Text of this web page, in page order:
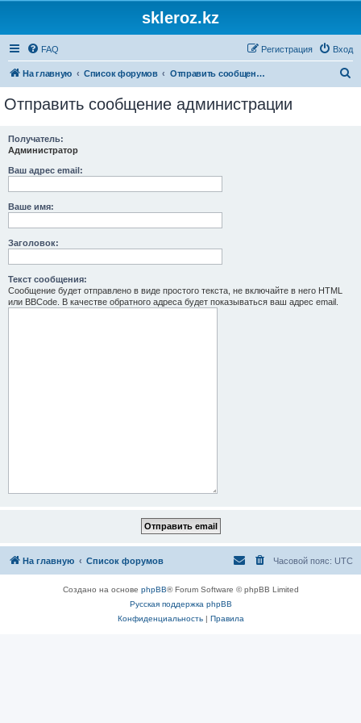
skleroz.kz
FAQ Вход
Регистрация
На главную Список форумов Отправить сообщение администрации
Отправить сообщение администрации
Получатель:
Администратор
Ваш адрес email:
Ваше имя:
Заголовок:
Текст сообщения:
Сообщение будет отправлено в виде простого текста, не включайте в него HTML
или BBCode. В качестве обратного адреса будет показываться ваш адрес email.
На главную Список форумов Часовой пояс: UTC
Создано на основе phpBB® Forum Software © phpBB Limited
Русская поддержка phpBB
Конфиденциальность| Правила